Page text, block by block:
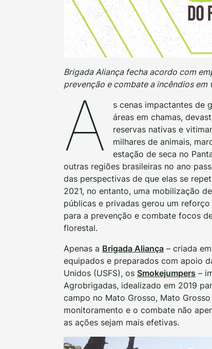
Brigada Aliança fecha acordo com
prevenção e combate a incêndios em
A
s cenas impactantes de
áreas em chamas,
reservas nativas e
milhares de animais,
estação de seca no
outras regiões brasileiras no ano
das perspectivas de que elas se
2021, no entanto, uma mobilização
públicas e privadas gerou um
para a prevenção e combate focos
florestal.
Apenas a Brigada Aliança – criada
equipados e preparados com apoio
Unidos (USFS), os Smokejumpers –
Agrobrigadas, idealizado em 2019
campo no Mato Grosso, Mato
monitoramento e o combate não
as ações sejam mais efetivas.